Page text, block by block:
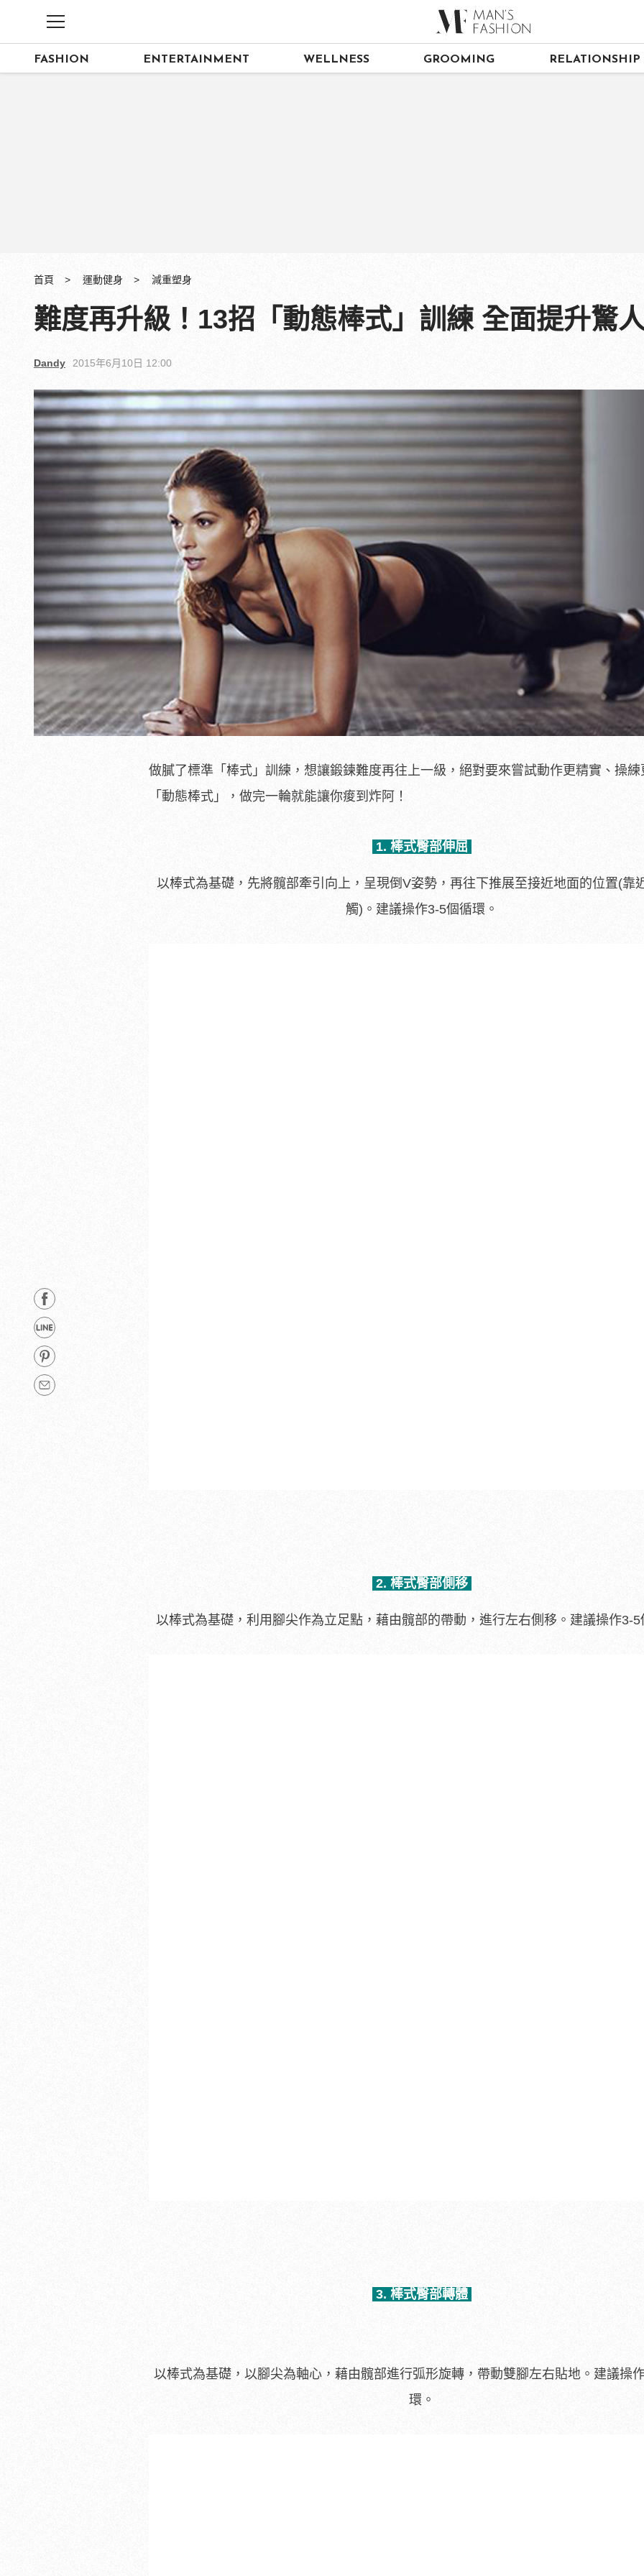
FASHION ENTERTAINMENT WELLNESS GROOMING RELATIONSHIP
首頁 運動健身 減重塑身
難度再升級！13招「動態棒式」訓練 全面提升驚
Dandy 2015年6月10日 12:00
做膩了標準「棒式」訓練，想讓鍛鍊難度再往上一級，絕對要來嘗試動作更精實、操練
「動態棒式」，做完一輪就能讓你痠到炸阿！
1. 棒式臀部伸屈
以棒式為基礎，先將髖部牽引向上，呈現倒V姿勢，再往下推展至接近地面的位置(靠
觸)。建議操作3-5個循環。
2. 棒式臀部側移
以棒式為基礎，利用腳尖作為立足點，藉由髖部的帶動，進行左右側移。建議操作3-5
3. 棒式臀部轉體
以棒式為基礎，以腳尖為軸心，藉由髖部進行弧形旋轉，帶動雙腳左右貼地。建議操
環。